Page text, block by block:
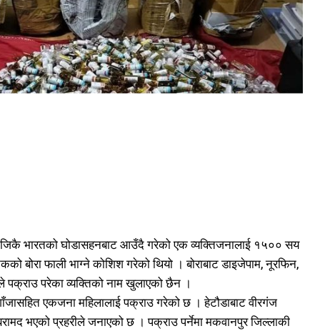
भारतको घोडासहनबाट आउँदै गरेको एक व्यक्तिजनालाई १५०० सय
बोरा फाली भाग्ने कोशिश गरेको थियो । बोराबाट डाइजेपाम, नूरफिन,
पक्राउ परेका व्यक्तिको नाम खुलाएको छैन ।
एकजना महिलालाई पक्राउ गरेको छ । हेटौडाबाट वीरगंज
भएको प्रहरीले जनाएको छ । पक्राउ पर्नेमा मकवानपुर जिल्लाकी